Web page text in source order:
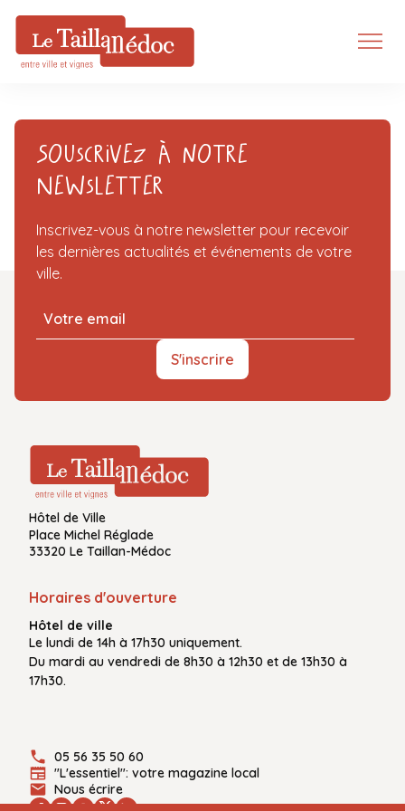
Souscrivez à notre
Newsletter
Inscrivez-vous à notre newsletter pour recevoir
les dernières actualités et événements de votre
ville.
S'inscrire
Hôtel de Ville
Place Michel Réglade
33320 Le Taillan-Médoc
Horaires d'ouverture
Hôtel de ville
Le lundi de 14h à 17h30 uniquement.
Du mardi au vendredi de 8h30 à 12h30 et de 13h30 à
17h30.
05 56 35 50 60
"L'essentiel": votre magazine local
Nous écrire